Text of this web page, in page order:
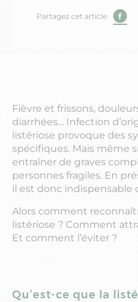
Partagez cet article
Fièvre et frissons,
diarrhées… Infection
listériose provoque des
spécifiques. Mais même
entraîner de graves
personnes fragiles. En
il est donc
Alors comment
listériose ? Comment
Et comment l’éviter ?
Qu’est-ce que la